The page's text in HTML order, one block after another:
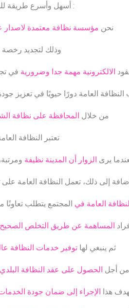
: أسهل وأسرع طريقة
نحن مؤسسة نظافة معتمدة لاصدار
وذلك لتجديد رخصة
الالكترونية مهمة جدا وضرورية في
العامة دورًا حيويًا في تعزيز
من خلال المحافظة على نظافة
تعتبر النظافة
يرى الزوار أن المدينة نظيفة
إلى ذلك، تعمل النظافة العامة
العامة في المجتمع يتطلب تعاونًا
المساهمة عن طريق التخلص الصحيح
ثم ينبغي لهاتوفير خدمات النظافة
أجل الحصول على عقد النظافة البلدي
هذا الإجراء إلى ضمان جودة